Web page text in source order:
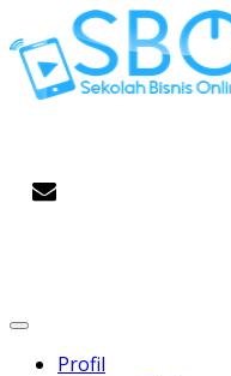
Toggle
Profil